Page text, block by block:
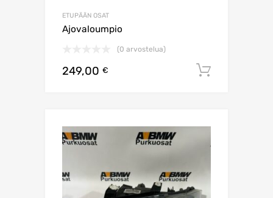
ETUPÄÄN OSAT
Ajovaloumpio
(0 arvostelua)
249,00 €